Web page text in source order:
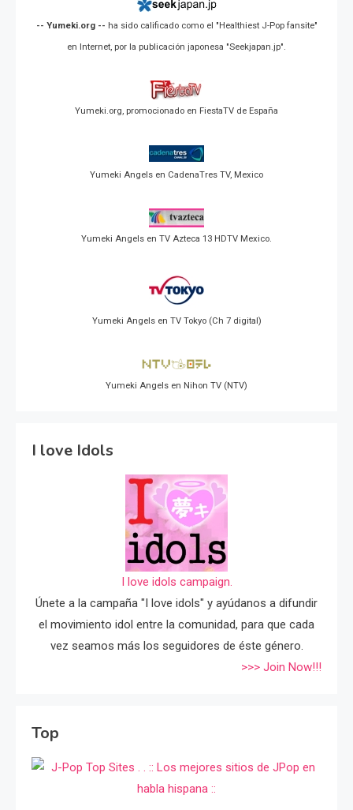
-- Yumeki.org -- ha sido calificado como el "Healthiest J-Pop fansite"
en Internet, por la publicación japonesa "Seekjapan.jp".
Yumeki.org, promocionado en FiestaTV de España
Yumeki Angels en CadenaTres TV, Mexico
Yumeki Angels en TV Azteca 13 HDTV Mexico.
Yumeki Angels en TV Tokyo (Ch 7 digital)
Yumeki Angels en Nihon TV (NTV)
I love Idols
I love idols campaign.
Únete a la campaña "I love idols" y ayúdanos a difundir
el movimiento idol entre la comunidad, para que cada
vez seamos más los seguidores de éste género.
>>> Join Now!!!
Top